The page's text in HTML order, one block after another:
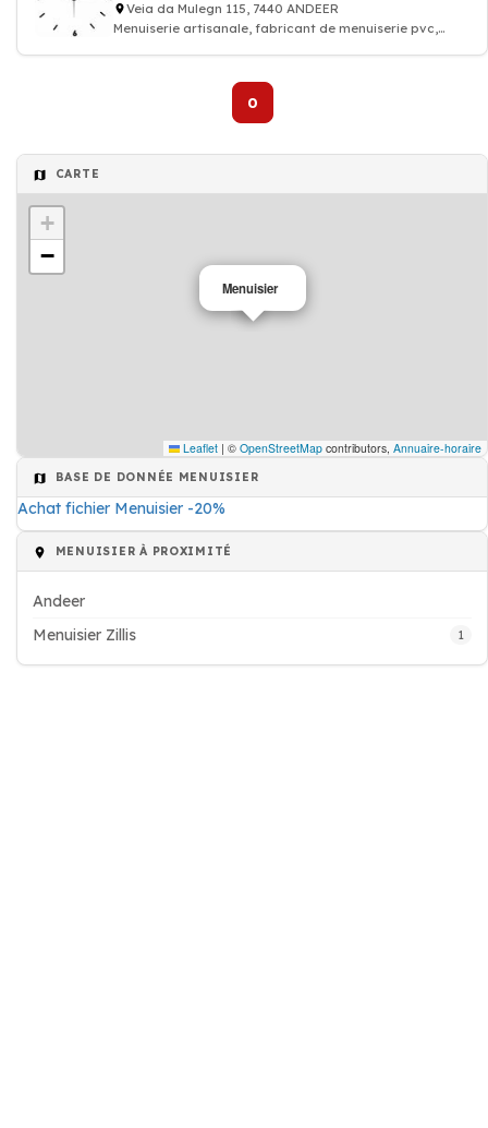
Veia da Mulegn 115, 7440 ANDEER
Menuiserie artisanale, fabricant de menuiserie pvc,
0
CARTE
Menuisier
+
−
Leaflet | © OpenStreetMap contributors, Annuaire-horaire
BASE DE DONNÉE MENUISIER
Achat fichier Menuisier -20%
MENUISIER À PROXIMITÉ
Andeer
Menuisier Zillis
1